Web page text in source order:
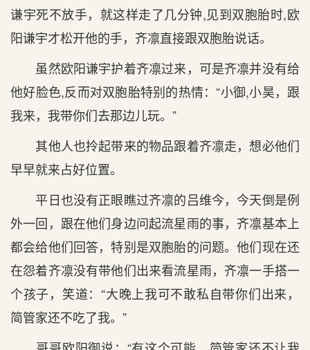
谦宇死不放手，就这样走了几分钟,见到双胞胎时,欧
阳谦宇才松开他的手，齐凛直接跟双胞胎说话。
虽然欧阳谦宇护着齐凛过来，可是齐凛并没有给
他好脸色,反而对双胞胎特别的热情：“小御,小昊，跟
我来，我带你们去那边儿玩。”
其他人也拎起带来的物品跟着齐凛走，想必他们
早早就来占好位置。
平日也没有正眼瞧过齐凛的吕维今，今天倒是例
外一回，跟在他们身边问起流星雨的事，齐凛基本上
都会给他们回答，特别是双胞胎的问题。他们现在还
在怨着齐凛没有带他们出来看流星雨，齐凛一手搭一
个孩子，笑道：“大晚上我可不敢私自带你们出来，
简管家还不吃了我。”